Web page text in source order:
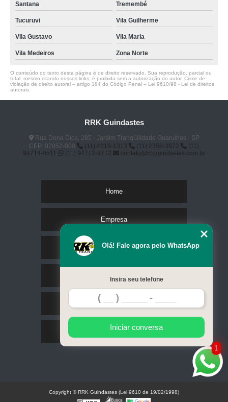
Santana Tremembé
Tucuruvi Vila Guilherme
Vila Gustavo Vila Maria
Vila Medeiros Zona Norte
O conteúdo do texto desta página é de direito reservado. Sua reprodução, parcial ou
total, mesmo citando nossos links, é proibida sem a autorização do autor. Crime de
violação de direito autoral – artigo 184 do Código Penal – Lei 9610/98 - Lei de direitos
autorais.
RRK Guindastes
Rua Dona Dica, 285 - Jardim Tranqüilidade Guarulhos - SP
CEP: 07052-000
(11) 4219-1313 (11) 2358-3872
(11)
94714-8511
(11) 94712-8712 contato@rrkguindastes.com.br
Home
Empresa
Missão
Serviços
Contato
Mapa do site
1
Olá! Fale agora pelo WhatsApp
Insira seu telefone
Iniciar conversa
Copyright © RRK Guindastes (Lei 9610 de 19/02/1998)